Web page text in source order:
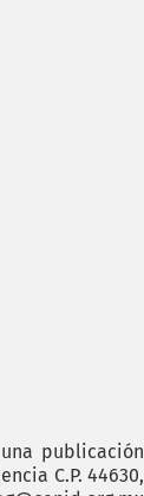
publicación
C.P. 44630,